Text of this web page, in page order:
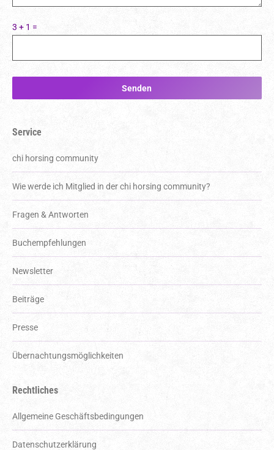
3 + 1 =
Service
chi horsing community
Wie werde ich Mitglied in der chi horsing community?
Fragen & Antworten
Buchempfehlungen
Newsletter
Beiträge
Presse
Über­nachtungs­möglich­keiten
Rechtliches
Allgemeine Geschäftsbedingungen
Datenschutzerklärung